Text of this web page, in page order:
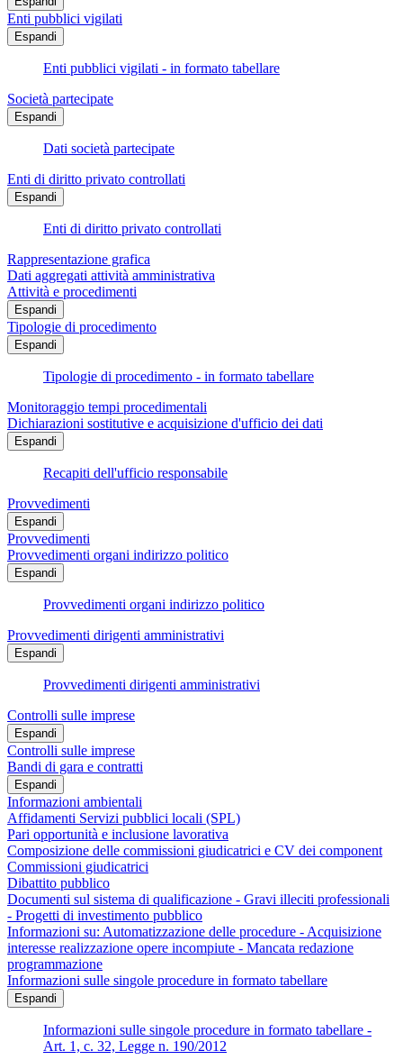
Enti pubblici vigilati
Espandi
Enti pubblici vigilati - in formato tabellare
Società partecipate
Espandi
Dati società partecipate
Enti di diritto privato controllati
Espandi
Enti di diritto privato controllati
Rappresentazione grafica
Dati aggregati attività amministrativa
Attività e procedimenti
Espandi
Tipologie di procedimento
Espandi
Tipologie di procedimento - in formato tabellare
Monitoraggio tempi procedimentali
Dichiarazioni sostitutive e acquisizione d'ufficio dei dati
Espandi
Recapiti dell'ufficio responsabile
Provvedimenti
Espandi
Provvedimenti
Provvedimenti organi indirizzo politico
Espandi
Provvedimenti organi indirizzo politico
Provvedimenti dirigenti amministrativi
Espandi
Provvedimenti dirigenti amministrativi
Controlli sulle imprese
Espandi
Controlli sulle imprese
Bandi di gara e contratti
Espandi
Informazioni ambientali
Affidamenti Servizi pubblici locali (SPL)
Pari opportunità e inclusione lavorativa
Composizione delle commissioni giudicatrici e CV dei component
Commissioni giudicatrici
Dibattito pubblico
Documenti sul sistema di qualificazione - Gravi illeciti professionali
- Progetti di investimento pubblico
Informazioni su: Automatizzazione delle procedure - Acquisizione
interesse realizzazione opere incompiute - Mancata redazione
programmazione
Informazioni sulle singole procedure in formato tabellare
Espandi
Informazioni sulle singole procedure in formato tabellare -
Art. 1, c. 32, Legge n. 190/2012